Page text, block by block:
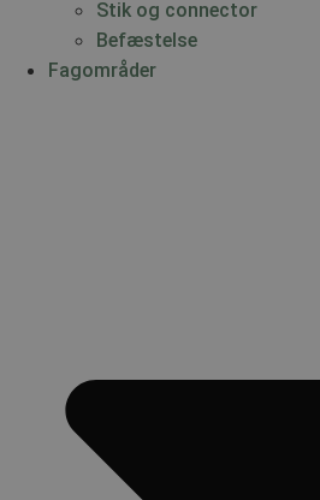
Stik og connector
Befæstelse
Fagområder